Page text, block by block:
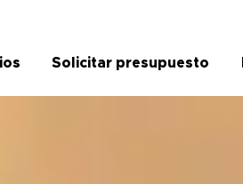
Solicitar presupuesto